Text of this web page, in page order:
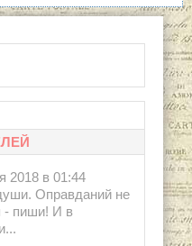
2018 в 01:44
Оправданий не
- пиши! И в